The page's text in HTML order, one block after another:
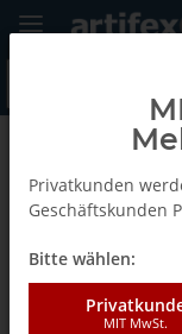
Zurück zur Liste
AKE
DIN 913
Privatkunden
Geschäftskunden
Bitte wählen:
MIT MwSt.